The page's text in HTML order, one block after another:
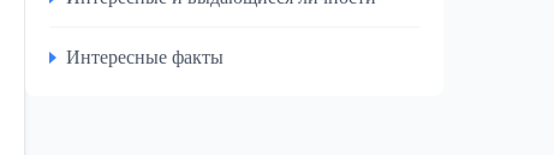
Интересные факты